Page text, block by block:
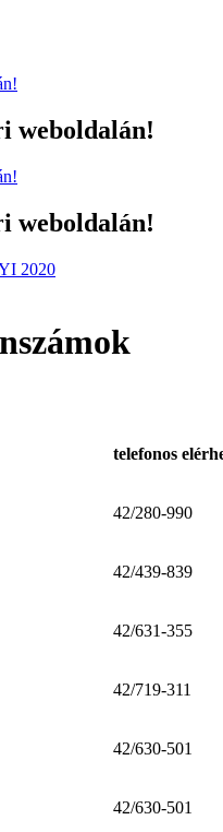
weboldalán!
weboldalán!
telefonos
42/280-990
42/439-839
42/631-355
42/719-311
42/630-501
42/630-501